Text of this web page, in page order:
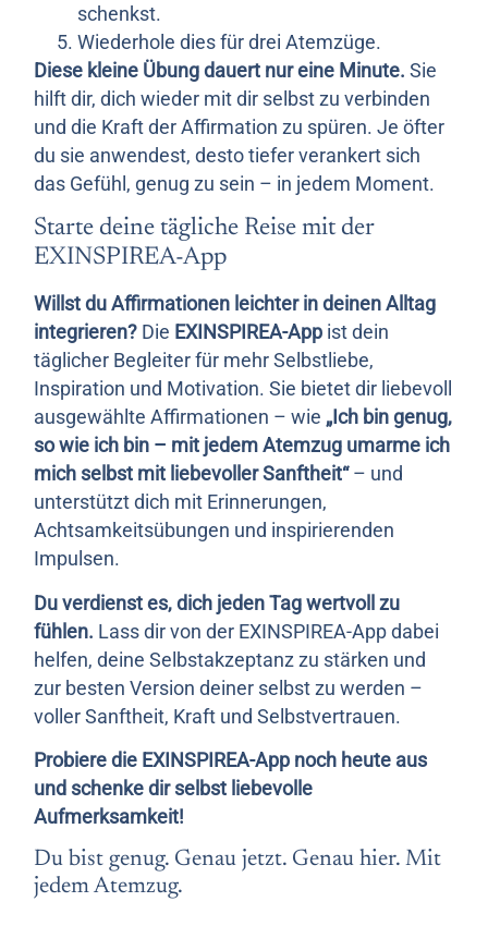
schenkst.
Wiederhole dies für drei Atemzüge.
Diese kleine Übung dauert nur eine Minute. Sie
hilft dir, dich wieder mit dir selbst zu verbinden
und die Kraft der Affirmation zu spüren. Je öfter
du sie anwendest, desto tiefer verankert sich
das Gefühl, genug zu sein – in jedem Moment.
Starte deine tägliche Reise mit der
EXINSPIREA-App
Willst du Affirmationen leichter in deinen Alltag
integrieren? Die EXINSPIREA-App ist dein
täglicher Begleiter für mehr Selbstliebe,
Inspiration und Motivation. Sie bietet dir liebevoll
ausgewählte Affirmationen – wie „Ich bin genug,
so wie ich bin – mit jedem Atemzug umarme ich
mich selbst mit liebevoller Sanftheit“– und
unterstützt dich mit Erinnerungen,
Achtsamkeitsübungen und inspirierenden
Impulsen.
Du verdienst es, dich jeden Tag wertvoll zu
fühlen. Lass dir von der EXINSPIREA-App dabei
helfen, deine Selbstakzeptanz zu stärken und
zur besten Version deiner selbst zu werden –
voller Sanftheit, Kraft und Selbstvertrauen.
Probiere die EXINSPIREA-App noch heute aus
und schenke dir selbst liebevolle
Aufmerksamkeit!
Du bist genug. Genau jetzt. Genau hier. Mit
jedem Atemzug.